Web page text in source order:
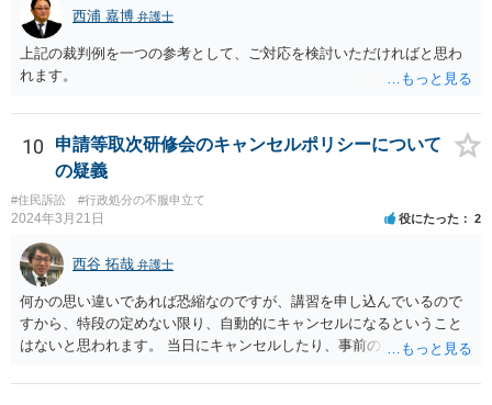
事務処理を誤らせる目的で、」という要件がかかっているため、当該
目的を欠く場合は刑法１６１条の２に該当しません。
西浦 嘉博 弁護士
上記の裁判例を一つの参考として、ご対応を検討いただければと思わ
れます。
10
申請等取次研修会のキャンセルポリシーについて
の疑義
#住民訴訟 #行政処分の不服申立て
2024年3月21日 役にたった 2
西谷 拓哉 弁護士
何かの思い違いであれば恐縮なのですが、講習を申し込んでいるので
すから、特段の定めない限り、自動的にキャンセルになるということ
はないと思われます。 当日にキャンセルしたり、事前の通知なく不参
のと思慮致します。